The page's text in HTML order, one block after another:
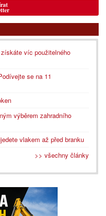
víc použitelného
se na 11
výběrem zahradního
vlakem až před branku
>> všechny články